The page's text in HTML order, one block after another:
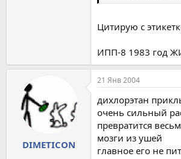
Цитирую с
ИПП-8 1983 год
DIMETICON
21 Янв 2004
дихлорэтан
очень сильный
превратится
мозги из ушей
главное его не